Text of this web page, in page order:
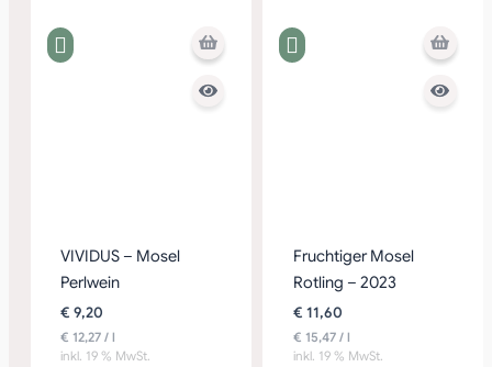
VIVIDUS – Mosel
Perlwein
€ 9,20
€ 12,27 /l
inkl. 19 % MwSt.
Fruchtiger Mosel
Rotling – 2023
€ 11,60
€ 15,47/ l
inkl. 19 % MwSt.